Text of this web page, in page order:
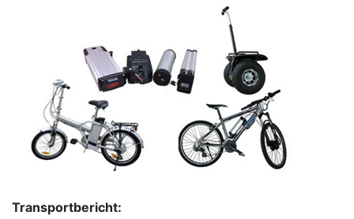
Transportbericht: